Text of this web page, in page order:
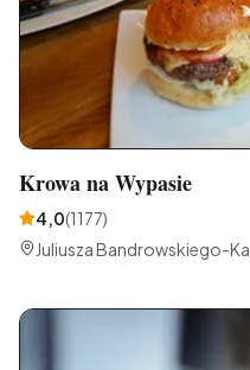
Krowa na Wypasie
4,0(1177)
Juliusza Bandrowskiego-